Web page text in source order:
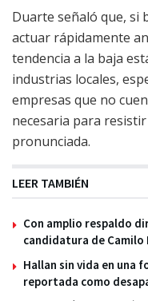
Duarte señaló que, si
actuar rápidamente
tendencia a la baja
industrias locales,
empresas que no
necesaria para
pronunciada.
LEER TAMBIÉN
Con amplio respaldo
candidatura de Camilo
Hallan sin vida en una
reportada como